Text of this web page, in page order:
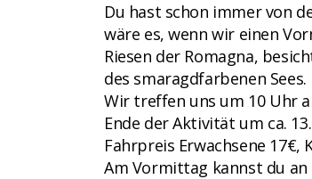
Du hast schon immer von
wäre es, wenn wir einen
Riesen der Romagna,
des smaragdfarbenen Sees.
Wir treffen uns um 10 Uhr
Ende der Aktivität um ca.
Fahrpreis Erwachsene 17€,
Am Vormittag kannst du